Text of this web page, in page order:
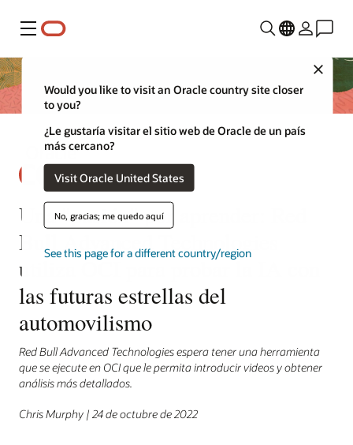
Menú
Would you like to visit an Oracle country site closer
to you?
¿Le gustaría visitar el sitio web de Oracle de un país
más cercano?
Visit Oracle United States
No, gracias; me quedo aquí
See this page for a different country/region
Una "pasión" por aprender: Red
Bull Advanced Technologies
utiliza OCI para probar la IA con
las futuras estrellas del
automovilismo
Red Bull Advanced Technologies espera tener una herramienta
que se ejecute en OCI que le permita introducir videos y obtener
análisis más detallados.
Chris Murphy | 24 de octubre de 2022